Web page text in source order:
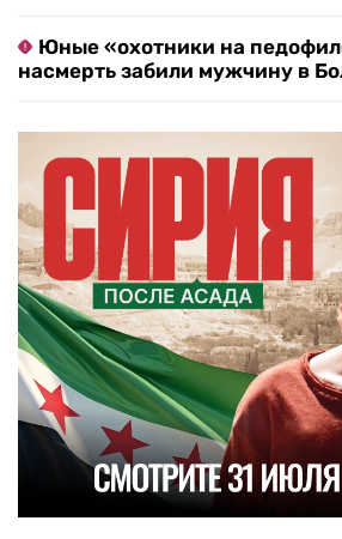
Юные «охотники на
насмерть забили мужчину в